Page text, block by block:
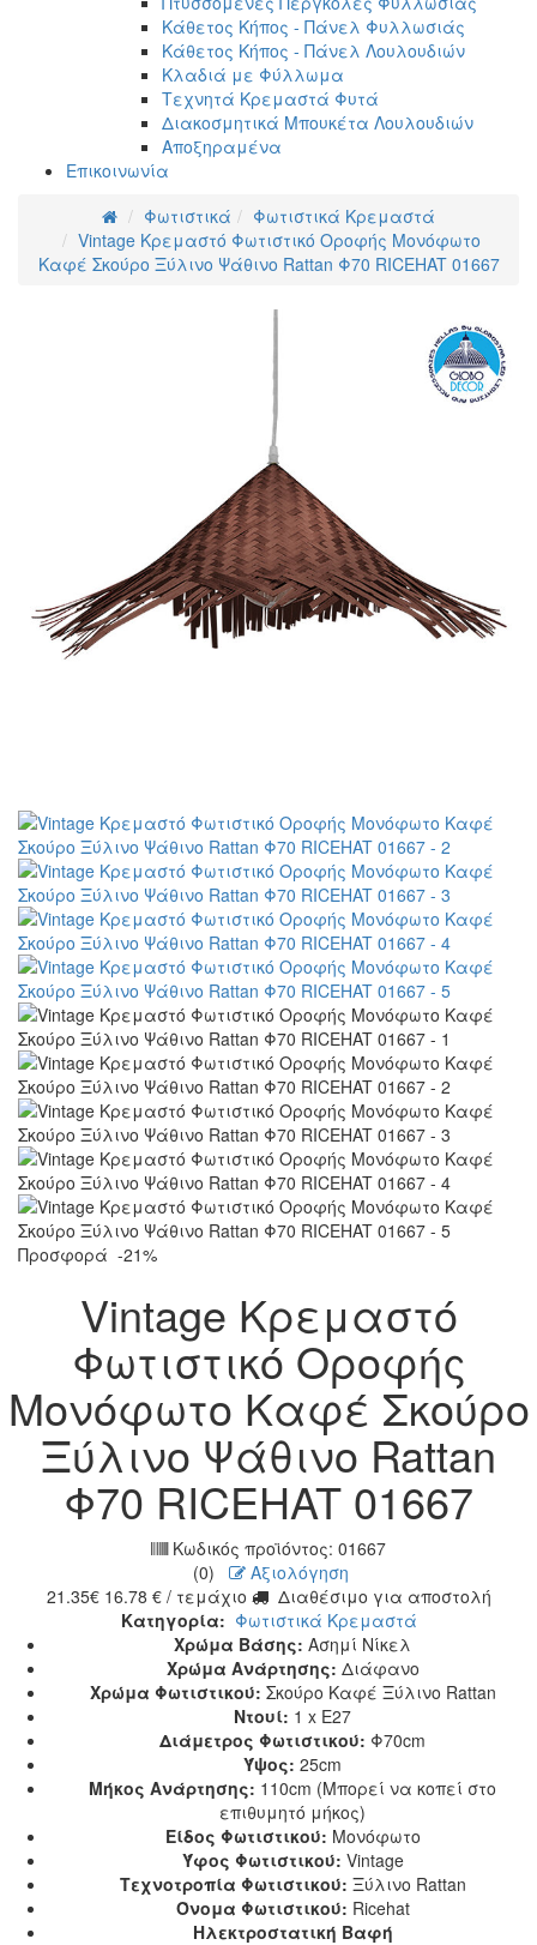
Κάθετος Κήπος - Πάνελ Φυλλωσιάς
Κάθετος Κήπος - Πάνελ Λουλουδιών
Κλαδιά με Φύλλωμα
Τεχνητά Κρεμαστά Φυτά
Διακοσμητικά Μπουκέτα Λουλουδιών
Αποξηραμένα
Επικοινωνία
Φωτιστικά
Φωτιστικά Κρεμαστά
Vintage Κρεμαστό Φωτιστικό Οροφής Μονόφωτο
Καφέ Σκούρο Ξύλινο Ψάθινο Rattan Φ70 RICEHAT 01667
Προσφορά -21%
Vintage Κρεμαστό
Φωτιστικό Οροφής
Μονόφωτο Καφέ Σκούρο
Ξύλινο Ψάθινο Rattan
Φ70 RICEHAT 01667
Κωδικός προϊόντος: 01667
(0)
Αξιολόγηση
21.35€ 16.78 € / τεμάχιο
Διαθέσιμο για αποστολή
Κατηγορία: Φωτιστικά Κρεμαστά
Χρώμα Βάσης: Ασημί Νίκελ
Χρώμα Ανάρτησης: Διάφανο
Χρώμα Φωτιστικού: Σκούρο Καφέ Ξύλινο Rattan
Ντουί: 1 x E27
Διάμετρος Φωτιστικού: Φ70cm
Ύψος: 25cm
Μήκος Ανάρτησης: 110cm (Μπορεί να κοπεί στο
επιθυμητό μήκος)
Είδος Φωτιστικού: Μονόφωτο
Ύφος Φωτιστικού: Vintage
Τεχνοτροπία Φωτιστικού: Ξύλινο Rattan
Όνομα Φωτιστικού: Ricehat
Ηλεκτροστατική Βαφή